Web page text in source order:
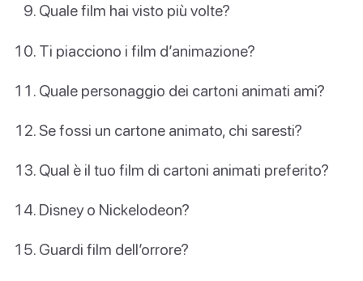
Quale film hai visto più volte?
Ti piacciono i film d’animazione?
Quale personaggio dei cartoni animati ami?
Se fossi un cartone animato, chi saresti?
Qual è il tuo film di cartoni animati preferito?
Disney o Nickelodeon?
Guardi film dell’orrore?